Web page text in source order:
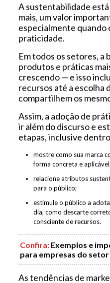
A sustentabilidade
mais, um valor
especialmente quando
praticidade.
Em todos os setores,
produtos e práticas
crescendo — e isso
recursos até a escolha
compartilhem os
Assim, a adoção de
ir além do discurso e
etapas, inclusive
mostre como sua marca
forma concreta e
relacione atributos
para o público;
estimule o público a
dia, como descarte
consciente de recursos.
Confira: Exemplos e
para empresas do setor
As tendências de